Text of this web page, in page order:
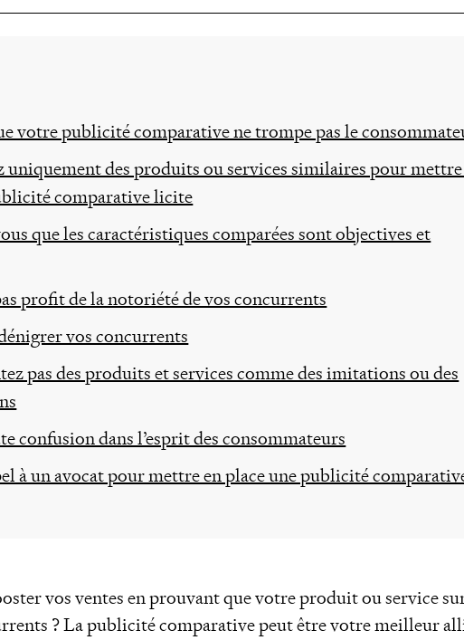
votre publicité comparative ne trompe pas le
uniquement des produits ou services similaires pour
comparative licite
que les caractéristiques comparées sont objectives et
profit de la notoriété de vos concurrents
vos concurrents
pas des produits et services comme des imitations ou des
confusion dans l’esprit des consommateurs
à un avocat pour mettre en place une publicité
vos ventes en prouvant que votre produit ou service
? La publicité comparative peut être votre meilleur